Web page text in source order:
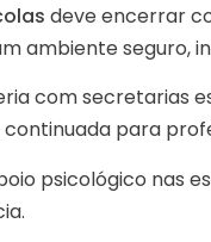
deve encerrar
ambiente seguro,
com secretarias
para
psicológico nas